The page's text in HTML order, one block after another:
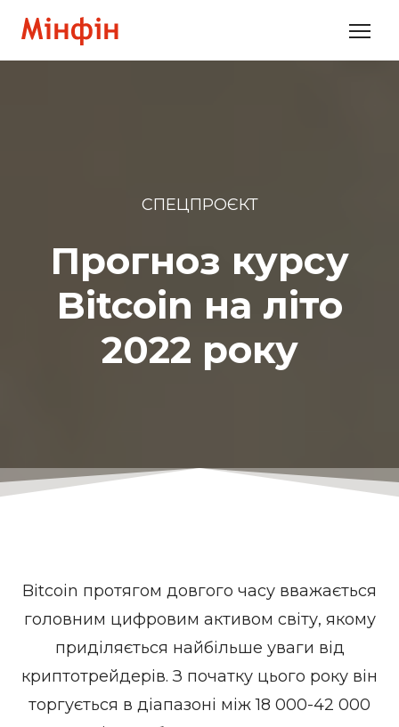
СПЕЦПРОЄКТ
Прогноз курсу
Bitcoin на літо
2022 року
Bitcoin протягом довгого часу вважається
головним цифровим активом світу, якому
приділяється найбільше уваги від
криптотрейдерів. З початку цього року він
торгується в діапазоні між 18 000-42 000